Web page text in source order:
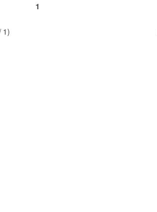
1
1)